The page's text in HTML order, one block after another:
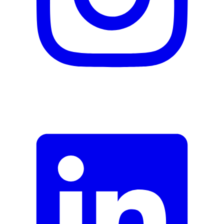
Informations sur la garantie
Phytopharma
Signaler une erreur